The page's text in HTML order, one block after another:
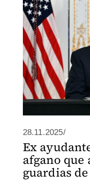
28.11.2025/
Ex
afgano que
guardias